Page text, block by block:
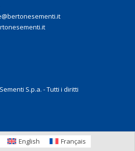
S.p.a. - Tutti i diritti
English Français